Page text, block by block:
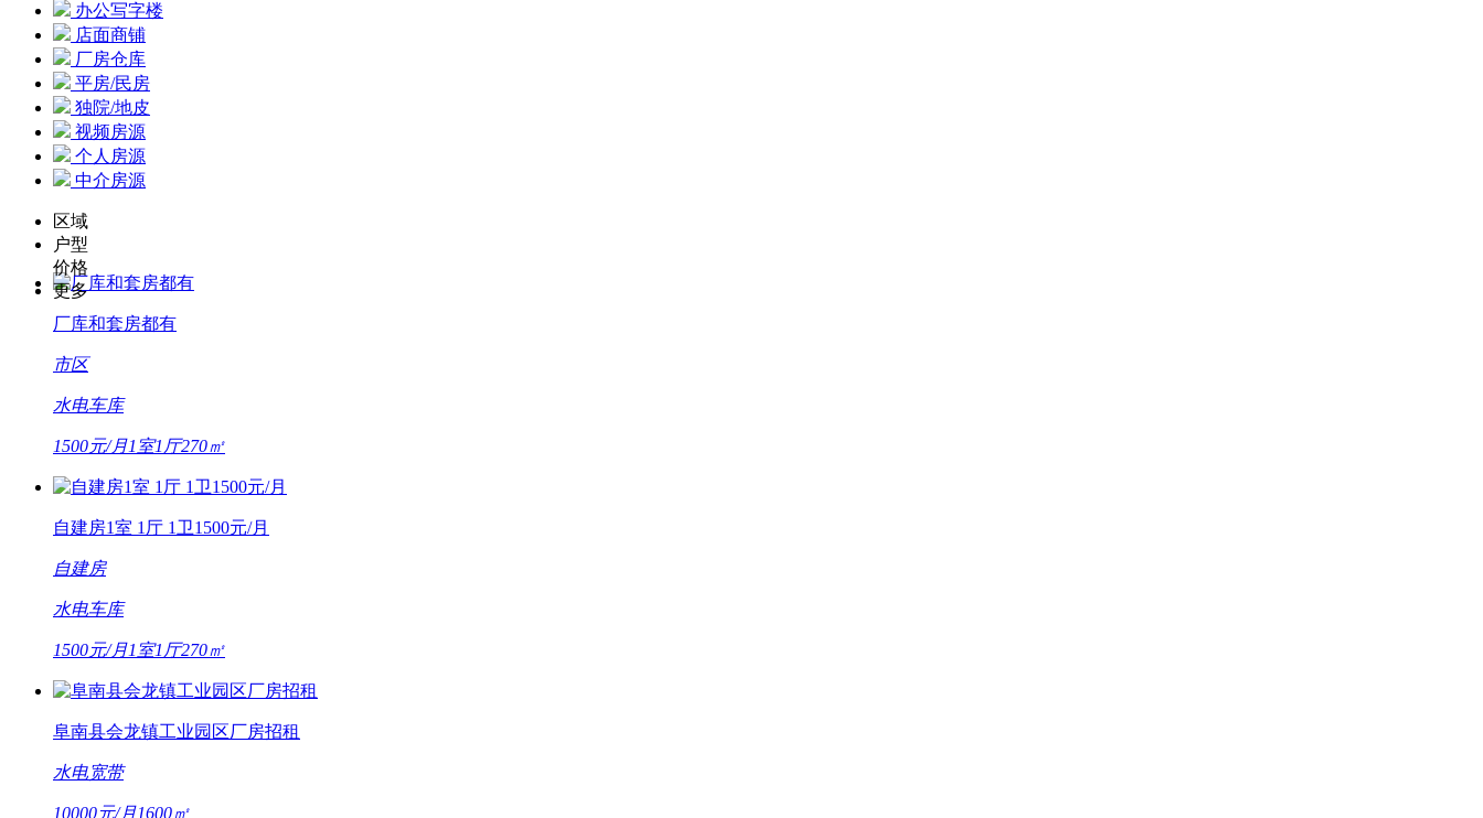
办公写字楼
店面商铺
厂房仓库
平房/民房
独院/地皮
视频房源
个人房源
中介房源
区域
户型
价格
更多
厂库和套房都有
市区
水电车库
1500元/月1室1厅270㎡
自建房1室 1厅 1卫1500元/月
自建房
水电车库
1500元/月1室1厅270㎡
阜南县会龙镇工业园区厂房招租
水电宽带
10000元/月1600㎡